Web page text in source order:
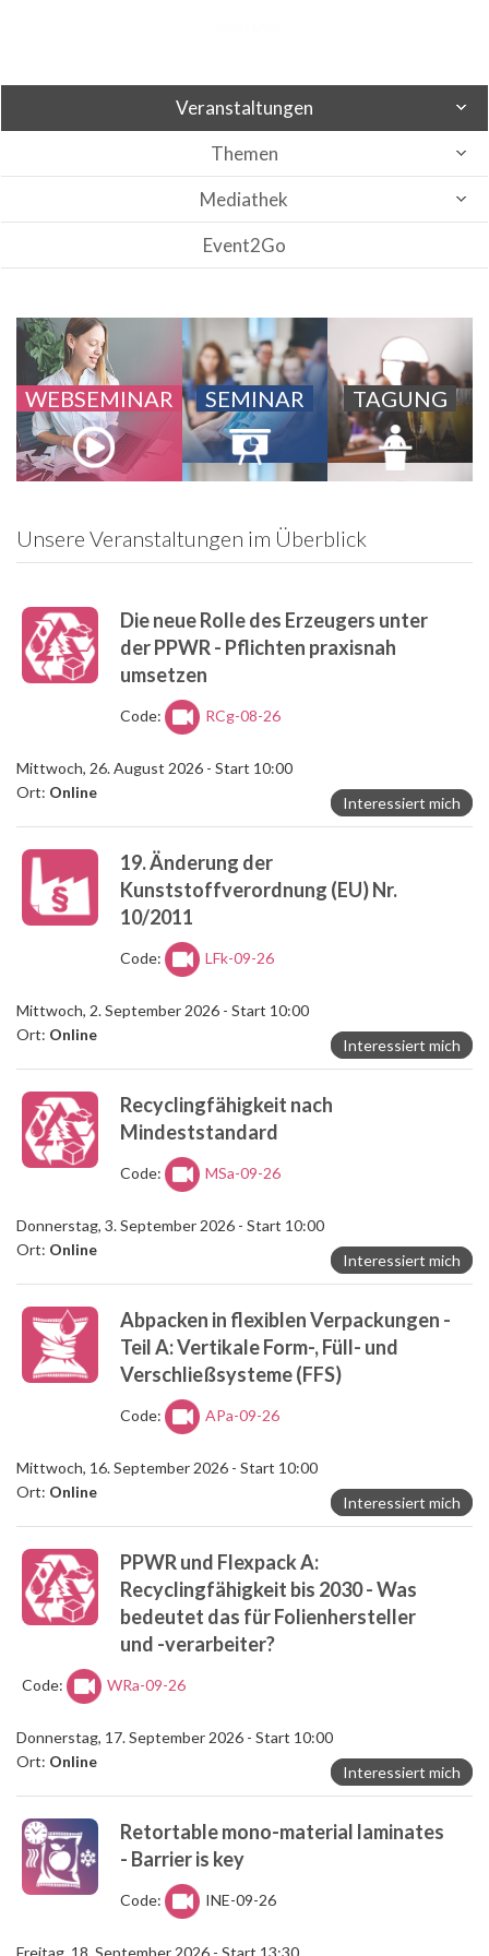
Veranstaltungen
Themen
Mediathek
Event2Go
WEBSEMINAR SEMINAR TAGUNG
Unsere Veranstaltungen im Überblick
Die neue Rolle des Erzeugers unter
der PPWR - Pflichten praxisnah
umsetzen
Code: RCg-08-26
Mittwoch, 26. August 2026 - Start 10:00
Ort: Online
Interessiert mich
19. Änderung der
Kunststoffverordnung (EU) Nr.
10/2011
Code: LFk-09-26
Mittwoch, 2. September 2026 - Start 10:00
Ort: Online
Interessiert mich
Recyclingfähigkeit nach
Mindeststandard
Code: MSa-09-26
Donnerstag, 3. September 2026 - Start 10:00
Ort: Online
Interessiert mich
Abpacken in flexiblen Verpackungen -
Teil A: Vertikale Form-, Füll- und
Verschließsysteme (FFS)
Code: APa-09-26
Mittwoch, 16. September 2026 - Start 10:00
Ort: Online
Interessiert mich
PPWR und Flexpack A:
Recyclingfähigkeit bis 2030 - Was
bedeutet das für Folienhersteller
und -verarbeiter?
Code: WRa-09-26
Donnerstag, 17. September 2026 - Start 10:00
Ort: Online
Interessiert mich
Retortable mono-material laminates
- Barrier is key
Code: INE-09-26
Freitag, 18. September 2026 - Start 13:30